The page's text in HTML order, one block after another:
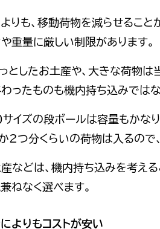
りも、移動荷物を減らせるこ
重量に厳しい制限があります。
としたお土産や、大きな荷物は
ったものも機内持ち込みではな
サイズの段ボールは容量もかな
2つ分くらいの荷物は入るので
などは、機内持ち込みを考え
ねなく選べます。
よりもコストが安い